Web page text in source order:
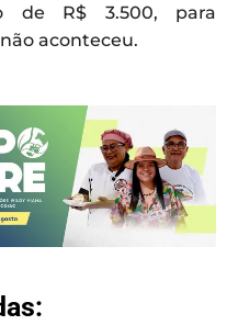
de R$ 3.500, para
aconteceu.